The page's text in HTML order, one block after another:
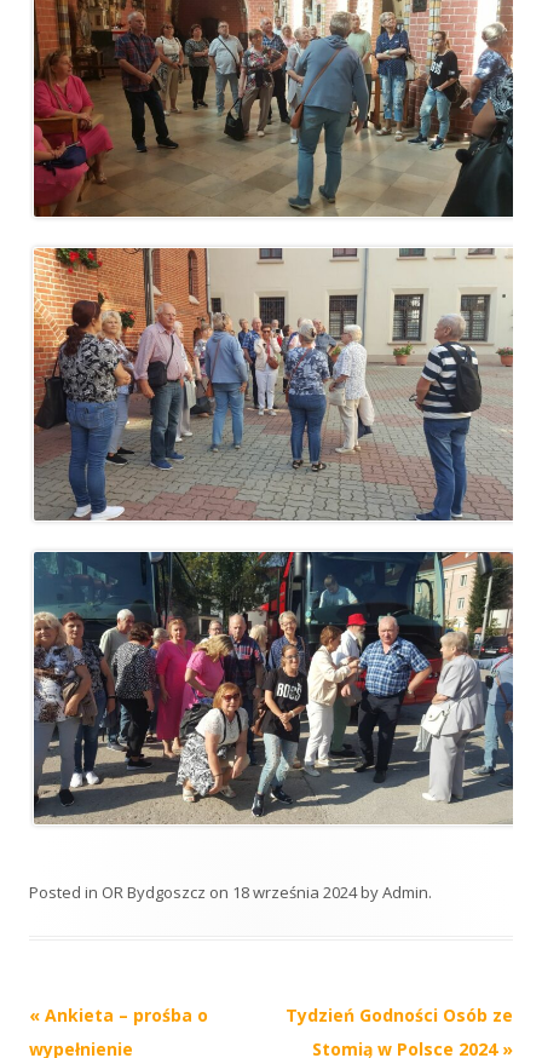
Posted in OR Bydgoszcz on 18 września 2024byAdmin.
Post
navigation
« Ankieta – prośba o
wypełnienie
Tydzień Godności Osób ze
Stomią w Polsce 2024 »